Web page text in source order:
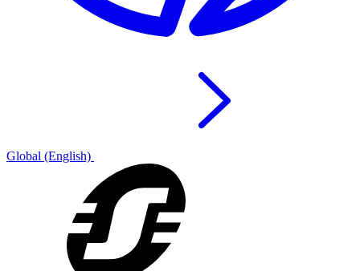
Global (English)